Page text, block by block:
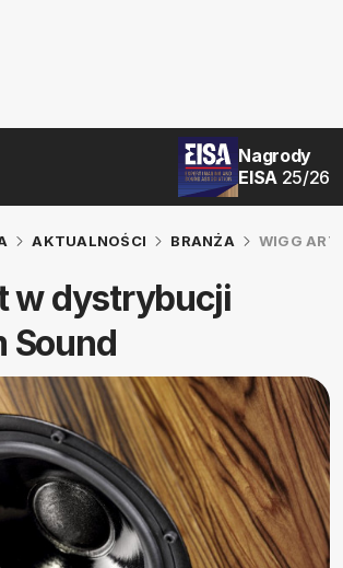
Nagrody
EISA 25/26
AKTUALNOŚCI BRANŻA WIGG ART
w dystrybucji
Sound